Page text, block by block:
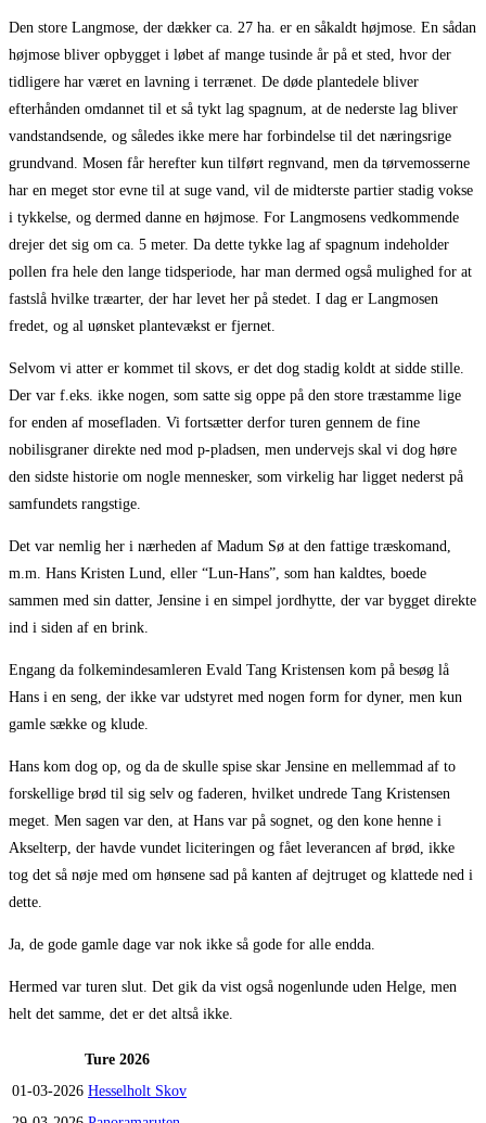
Den store Langmose, der dækker ca. 27 ha. er en såkaldt højmose. En sådan
højmose bliver opbygget i løbet af mange tusinde år på et sted, hvor der
tidligere har været en lavning i terrænet. De døde plantedele bliver
efterhånden omdannet til et så tykt lag spagnum, at de nederste lag bliver
vandstandsende, og således ikke mere har forbindelse til det næringsrige
grundvand. Mosen får herefter kun tilført regnvand, men da tørvemosserne
har en meget stor evne til at suge vand, vil de midterste partier stadig vokse
i tykkelse, og dermed danne en højmose. For Langmosens vedkommende
drejer det sig om ca. 5 meter. Da dette tykke lag af spagnum indeholder
pollen fra hele den lange tidsperiode, har man dermed også mulighed for at
fastslå hvilke træarter, der har levet her på stedet. I dag er Langmosen
fredet, og al uønsket plantevækst er fjernet.
Selvom vi atter er kommet til skovs, er det dog stadig koldt at sidde stille.
Der var f.eks. ikke nogen, som satte sig oppe på den store træstamme lige
for enden af mosefladen. Vi fortsætter derfor turen gennem de fine
nobilisgraner direkte ned mod p-pladsen, men undervejs skal vi dog høre
den sidste historie om nogle mennesker, som virkelig har ligget nederst på
samfundets rangstige.
Det var nemlig her i nærheden af Madum Sø at den fattige træskomand,
m.m. Hans Kristen Lund, eller “Lun-Hans”, som han kaldtes, boede
sammen med sin datter, Jensine i en simpel jordhytte, der var bygget direkte
ind i siden af en brink.
Engang da folkemindesamleren Evald Tang Kristensen kom på besøg lå
Hans i en seng, der ikke var udstyret med nogen form for dyner, men kun
gamle sække og klude.
Hans kom dog op, og da de skulle spise skar Jensine en mellemmad af to
forskellige brød til sig selv og faderen, hvilket undrede Tang Kristensen
meget. Men sagen var den, at Hans var på sognet, og den kone henne i
Akselterp, der havde vundet liciteringen og fået leverancen af brød, ikke
tog det så nøje med om hønsene sad på kanten af dejtruget og klattede ned i
dette.
Ja, de gode gamle dage var nok ikke så gode for alle endda.
Hermed var turen slut. Det gik da vist også nogenlunde uden Helge, men
helt det samme, det er det altså ikke.
Ture 2026
01-03-2026 Hesselholt Skov